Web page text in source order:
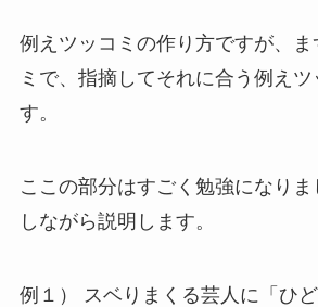
例えツッコミの作り方ですが、ま
ミで、指摘してそれに合う例えツ
す。
ここの部分はすごく勉強になりま
しながら説明します。
例１） スベりまくる芸人に「ひ